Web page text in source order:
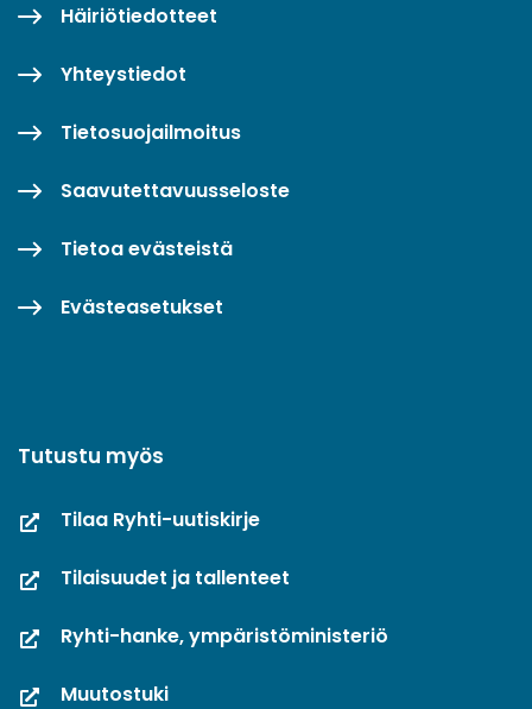
Häiriötiedotteet
Yhteystiedot
Tietosuojailmoitus
Saavutettavuusseloste
Tietoa evästeistä
Evästeasetukset
Tutustu myös
Tilaa Ryhti-uutiskirje
Tilaisuudet ja tallenteet
Ryhti-hanke, ympäristöministeriö
Muutostuki